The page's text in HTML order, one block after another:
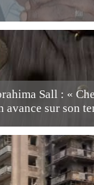
Sall : «
avance sur son